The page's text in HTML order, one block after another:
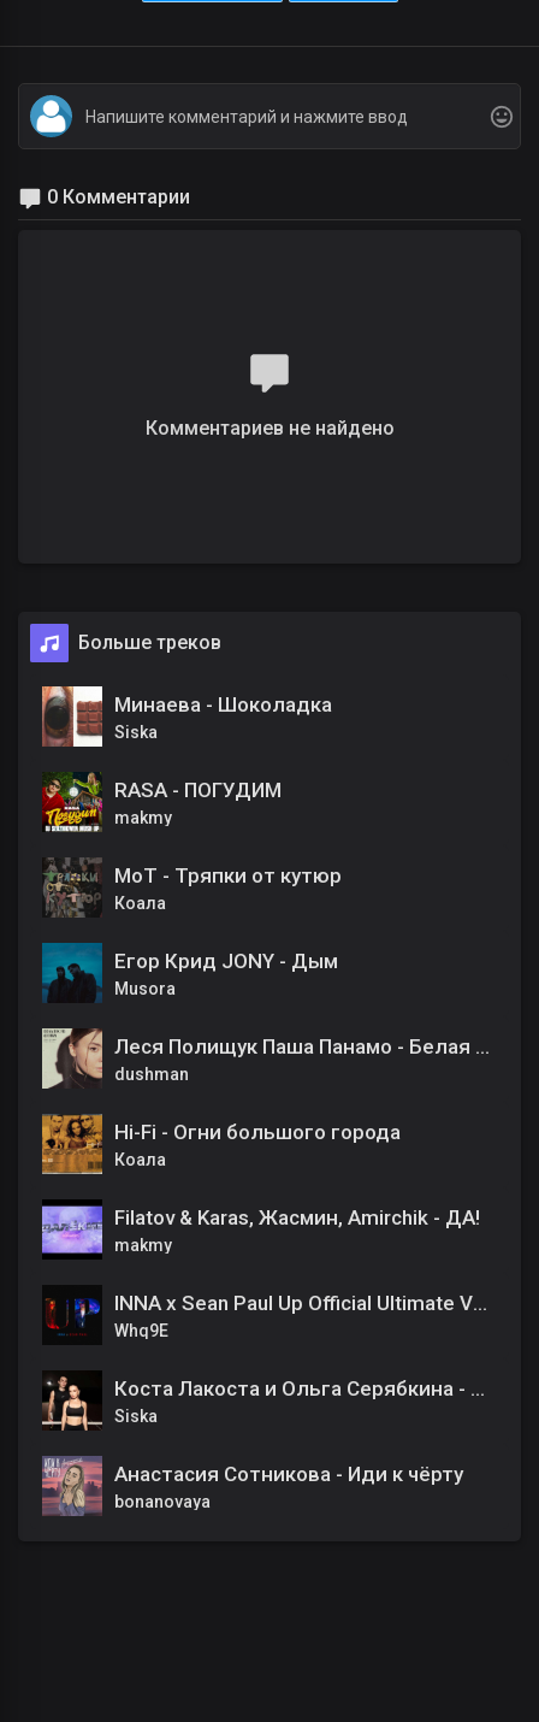
0 Комментарии
Комментариев не найдено
Больше треков
Минаева - Шоколадка
Siska
RASA - ПОГУДИМ
makmy
МоТ - Тряпки от кутюр
Коала
Егор Крид JONY - Дым
Musora
Леся Полищук Паша Панамо - Белая ночь
dushman
Hi-Fi - Огни большого города
Коала
Filatov & Karas, Жасмин, Amirchik - ДА!
makmy
INNA x Sean Paul Up Official Ultimate Vocal
Whq9E
Коста Лакоста и Ольга Серябкина - По улицам
Siska
Анастасия Сотникова - Иди к чёрту
bonanovaya